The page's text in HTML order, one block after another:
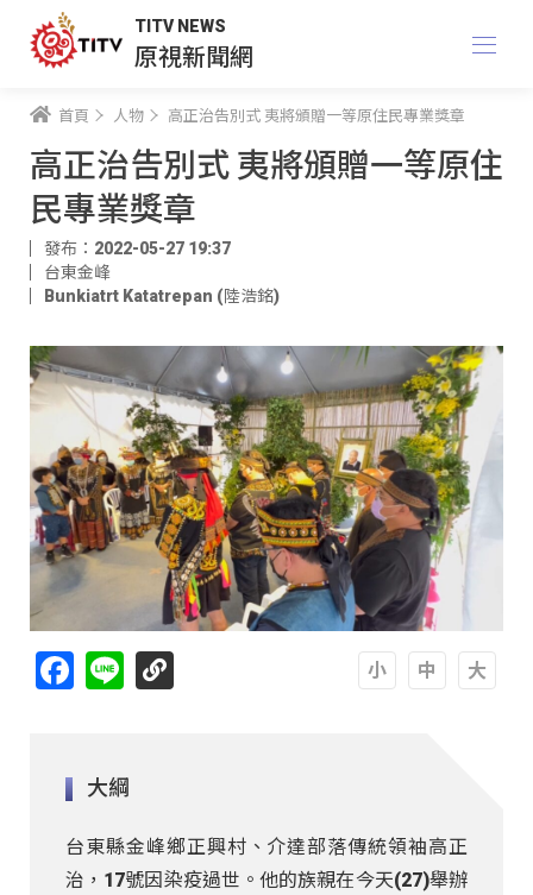
TITV NEWS
原視新聞網
首頁 人物 高正治告別式 夷將頒贈一等原住民專業獎章
高正治告別式 夷將頒贈一等原住
民專業獎章
發布：2022-05-27 19:37
台東金峰
Bunkiatrt Katatrepan (陸浩銘)
Facebook
Line
大綱
台東縣金峰鄉正興村、介達部落傳統領袖高正
治，17號因染疫過世。他的族親在今天(27)舉辦